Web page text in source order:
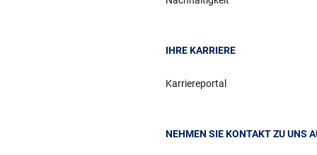
IHRE KARRIERE
Karriereportal
NEHMEN SIE KONTAKT ZU UNS